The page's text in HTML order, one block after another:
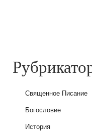
Священное Писание
Богословие
История